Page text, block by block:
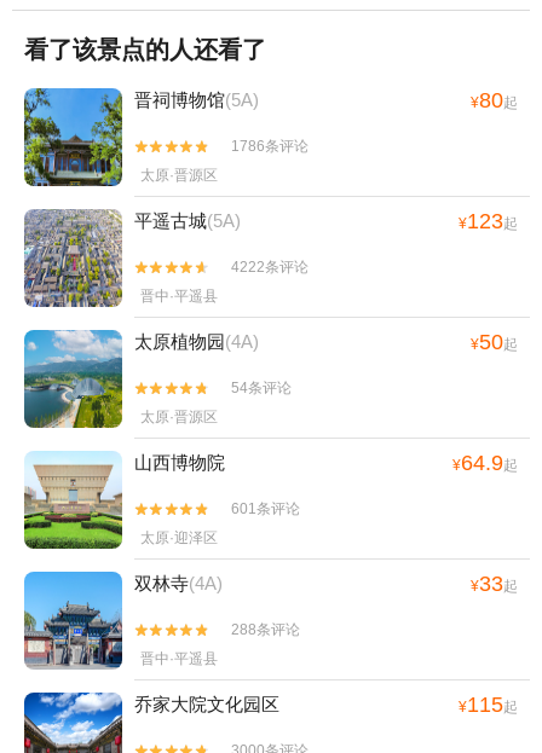
看了该景点的人还看了
晋祠博物馆(5A) ¥80起


1786条评论
太原·晋源区
平遥古城(5A) ¥123起


4222条评论
晋中·平遥县
太原植物园(4A) ¥50起


54条评论
太原·晋源区
山西博物院 ¥64.9起


601条评论
太原·迎泽区
双林寺(4A) ¥33起


288条评论
晋中·平遥县
乔家大院文化园区 ¥115起